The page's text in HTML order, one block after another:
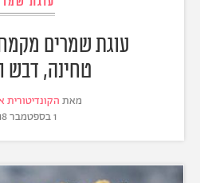
עוגת שמרים
טחינה, דבש
מאת הקונדיטורית
1 בספטמבר 2018